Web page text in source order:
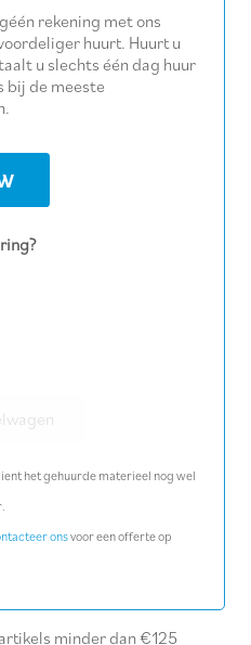
rekening met ons
huurt. Huurt u
u slechts één dag huur
bij de meeste
het gehuurde materieel nog wel
onsvoor een offerte op
minder dan €125